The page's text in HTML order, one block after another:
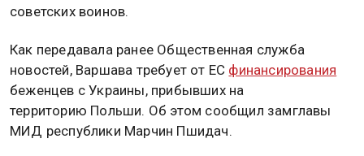
советских воинов.
Как передавала ранее Общественная служба
новостей, Варшава требует от ЕС финансирования
беженцев с Украины, прибывших на
территорию Польши. Об этом сообщил замглавы
МИД республики Марчин Пшидач.